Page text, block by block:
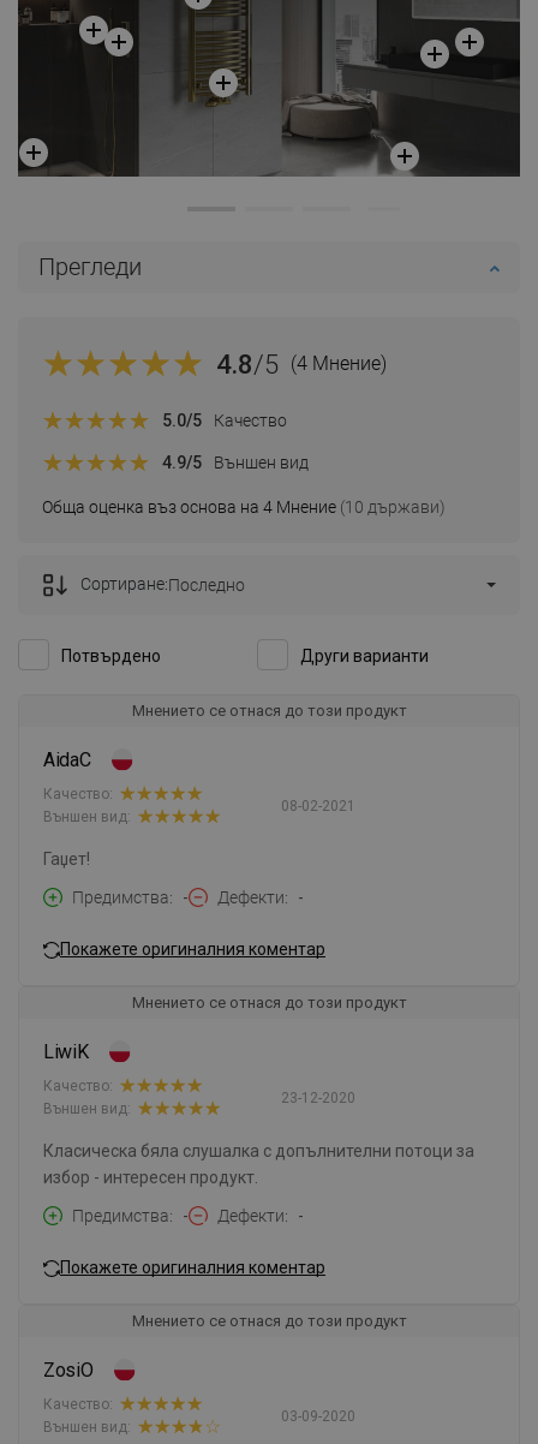
Прегледи
4.8/5 (4 Мнение)
Обща оценка въз основа на 4 Мнение (10 държави)
5.0/5 Качество
4.9/5 Външен вид
Потвърдено Други варианти
Сортиране:Последно
Мнението се отнася до този продукт
AidaC
08-02-2021
Качество:
Външен вид:
Гаџет!
Предимства
- Дефекти -
Покажете оригиналния коментар
Мнението се отнася до този продукт
LiwiK
23-12-2020
Качество:
Външен вид:
Класическа бяла слушалка с допълнителни потоци за
избор - интересен продукт.
Предимства
- Дефекти -
Покажете оригиналния коментар
Мнението се отнася до този продукт
ZosiO
03-09-2020
Качество:
Външен вид: